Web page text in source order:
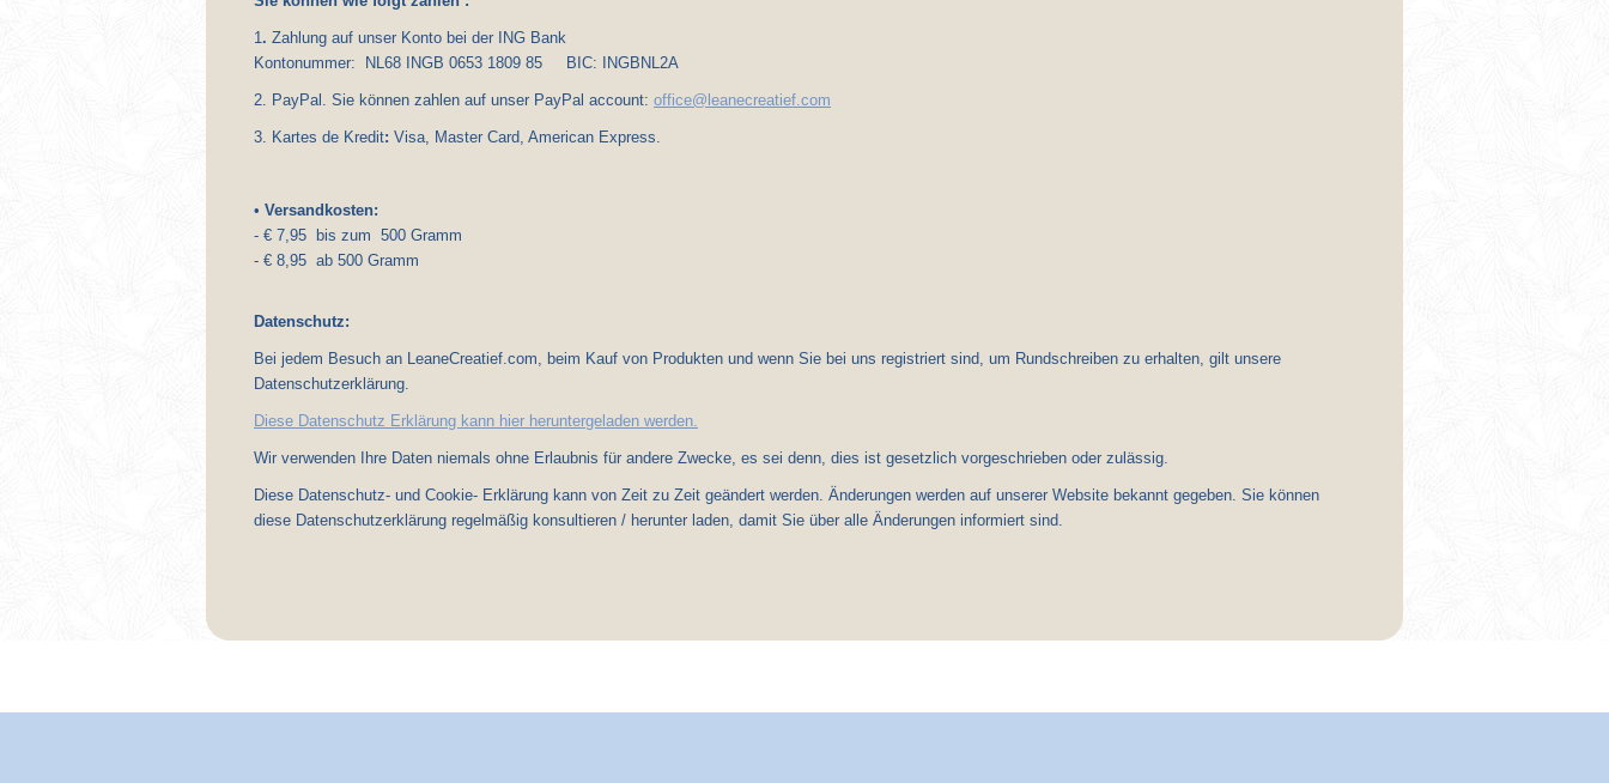
1. Zahlung auf unser Konto bei der ING Bank
Kontonummer: NL68 INGB 0653 1809 85 BIC: INGBNL2A
2. PayPal. Sie können zahlen auf unser PayPal account: office@leanecreatief.com
3. Kartes de Kredit: Visa, Master Card, American Express.
• Versandkosten:
- € 7,95 bis zum 500 Gramm
- € 8,95 ab 500 Gramm
Datenschutz:
Bei jedem Besuch an LeaneCreatief.com, beim Kauf von Produkten und wenn Sie bei uns registriert sind, um Rundschreiben zu erhalten, gilt unsere
Datenschutzerklärung.
Diese Datenschutz Erklärung kann hier heruntergeladen werden.
Wir verwenden Ihre Daten niemals ohne Erlaubnis für andere Zwecke, es sei denn, dies ist gesetzlich vorgeschrieben oder zulässig.
Diese Datenschutz- und Cookie- Erklärung kann von Zeit zu Zeit geändert werden. Änderungen werden auf unserer Website bekannt gegeben. Sie können
diese Datenschutzerklärung regelmäßig konsultieren / herunter laden, damit Sie über alle Änderungen informiert sind.